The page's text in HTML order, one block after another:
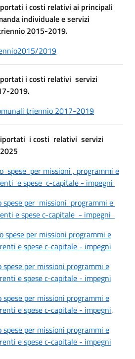
i costi relativi ai principali
individuale e servizi
2015-2019.
2019
i costi relativi servizi
2019.
triennio 2017-2019
i costi relativi servizi
spese per missioni , programmi e
e spese c-capitale - impegni
per missioni programmi e
e spese c-capitale - impegni
spese per missioni programmi e
e spese c-capitale - impegni
per missioni programmi e
e spese c-capitale - impegni
per missioni programmi e
e spese c-capitale - impegni,
per missioni programmi e
e spese c-capitale - impegni